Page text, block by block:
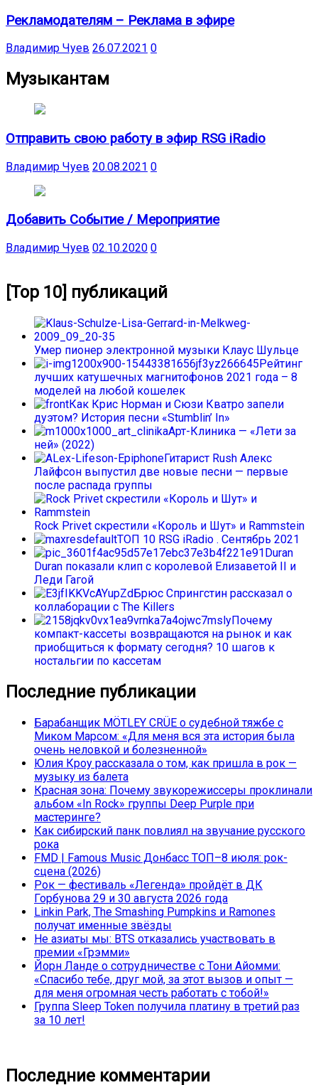
Рекламодателям – Реклама в эфире
Владимир Чуев 26.07.2021 0
Музыкантам
Отправить свою работу в эфир RSG iRadio
Владимир Чуев 20.08.2021 0
Добавить Событие / Мероприятие
Владимир Чуев 02.10.2020 0
[Top 10] публикаций
Умер пионер электронной музыки Клаус Шульце
Рейтинг
лучших катушечных магнитофонов 2021 года – 8
моделей на любой кошелек
Как Крис Норман и Сюзи Кватро запели
дуэтом? История песни «Stumblin’ In»
Арт-Клиника — «Лети за
ней» (2022)
Гитарист Rush Алекс
Лайфсон выпустил две новые песни — первые
после распада группы
Rock Privet скрестили «Король и Шут» и Rammstein
ТОП 10 RSG iRadio . Сентябрь 2021
Duran
Duran показали клип с королевой Елизаветой II и
Леди Гагой
Брюс Спрингстин рассказал о
коллаборации с The Killers
Почему
компакт-кассеты возвращаются на рынок и как
приобщиться к формату сегодня? 10 шагов к
ностальгии по кассетам
Последние публикации
Барабанщик MÖTLEY CRÜE о судебной тяжбе с
Миком Марсом: «Для меня вся эта история была
очень неловкой и болезненной»
Юлия Кроу рассказала о том, как пришла в рок —
музыку из балета
Красная зона: Почему звукорежиссеры проклинали
альбом «In Rock» группы Deep Purple при
мастеринге?
Как сибирский панк повлиял на звучание русского
рока
FMD | Famous Music Донбасс ТОП–8 июля: рок-
сцена (2026)
Рок — фестиваль «Легенда» пройдёт в ДК
Горбунова 29 и 30 августа 2026 года
Linkin Park, The Smashing Pumpkins и Ramones
получат именные звёзды
Не азиаты мы: BTS отказались участвовать в
премии «Грэмми»
Йорн Ланде о сотрудничестве с Тони Айомми:
«Спасибо тебе, друг мой, за этот вызов и опыт —
для меня огромная честь работать с тобой!»
Группа Sleep Token получила платину в третий раз
за 10 лет!
Последние комментарии